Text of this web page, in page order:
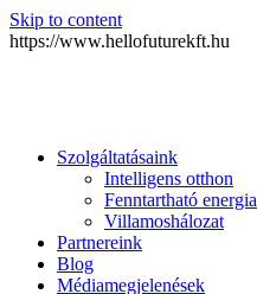
Skip to content
https://www.hellofuturekft.hu
Szolgáltatásaink
Intelligens otthon
Fenntartható energia
Villamoshálozat
Partnereink
Blog
Médiamegjelenések